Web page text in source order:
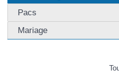
Pacs
Mariage